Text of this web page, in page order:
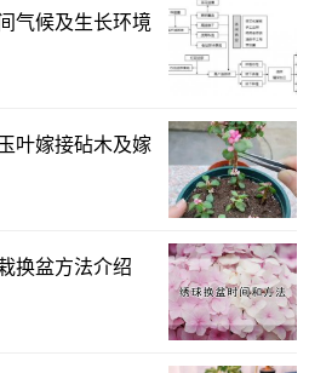
浇水后可渗透至40cm深度
气候及生长环境
叶嫁接砧木及嫁
换盆方法介绍